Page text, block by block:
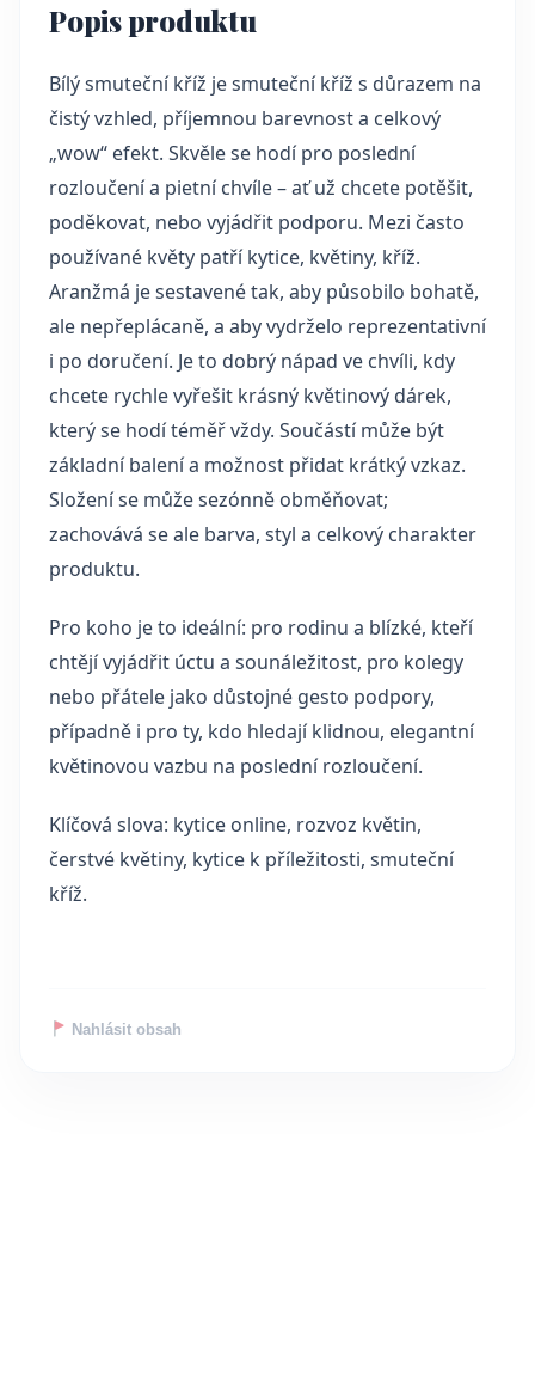
Popis produktu
Bílý smuteční kříž je smuteční kříž s důrazem na
čistý vzhled, příjemnou barevnost a celkový
„wow“ efekt. Skvěle se hodí pro poslední
rozloučení a pietní chvíle – ať už chcete potěšit,
poděkovat, nebo vyjádřit podporu. Mezi často
používané květy patří kytice, květiny, kříž.
Aranžmá je sestavené tak, aby působilo bohatě,
ale nepřeplácaně, a aby vydrželo reprezentativní
i po doručení. Je to dobrý nápad ve chvíli, kdy
chcete rychle vyřešit krásný květinový dárek,
který se hodí téměř vždy. Součástí může být
základní balení a možnost přidat krátký vzkaz.
Složení se může sezónně obměňovat;
zachovává se ale barva, styl a celkový charakter
produktu.
Pro koho je to ideální: pro rodinu a blízké, kteří
chtějí vyjádřit úctu a sounáležitost, pro kolegy
nebo přátele jako důstojné gesto podpory,
případně i pro ty, kdo hledají klidnou, elegantní
květinovou vazbu na poslední rozloučení.
Klíčová slova: kytice online, rozvoz květin,
čerstvé květiny, kytice k příležitosti, smuteční
kříž.
Nahlásit obsah